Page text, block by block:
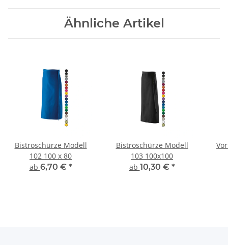
Ähnliche Artikel
Bistroschürze Modell
102 100 x 80
ab 6,70 € *
Bistroschürze Modell
103 100x100
ab 10,30 € *